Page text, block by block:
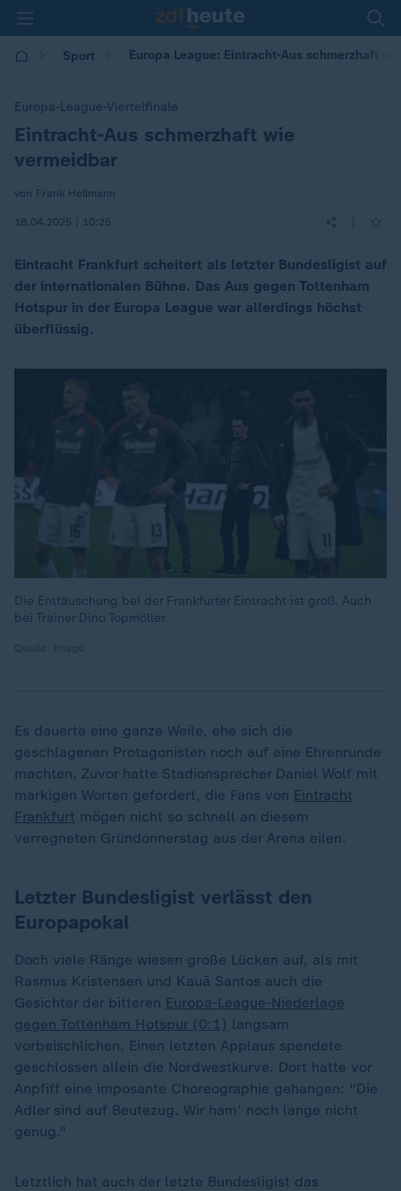
Sport Europa League: Eintracht-Aus schmerzhaft
Europa-League-Viertelfinale
:Eintracht-Aus schmerzhaft wie
vermeidbar
von Frank Hellmann
18.04.2025 | 10:25
Eintracht Frankfurt scheitert als letzter Bundesligist auf
der internationalen Bühne. Das Aus gegen Tottenham
Hotspur in der Europa League war allerdings höchst
überflüssig.
Die Enttäuschung bei der Frankfurter Eintracht ist groß. Auch
bei Trainer Dino Topmöller
Es dauerte eine ganze Weile, ehe sich die
geschlagenen Protagonisten noch auf eine Ehrenrunde
machten. Zuvor hatte Stadionsprecher Daniel Wolf mit
markigen Worten gefordert, die Fans von Eintracht
Frankfurt mögen nicht so schnell an diesem
verregneten Gründonnerstag aus der Arena eilen.
Letzter Bundesligist verlässt den
Europapokal
Doch viele Ränge wiesen große Lücken auf, als mit
Rasmus Kristensen und Kauã Santos auch die
Gesichter der bitteren Europa-League-Niederlage
gegen Tottenham Hotspur (0:1) langsam
vorbeischlichen. Einen letzten Applaus spendete
geschlossen allein die Nordwestkurve. Dort hatte vor
Anpfiff eine imposante Choreographie gehangen: "Die
Adler sind auf Beutezug. Wir ham‘ noch lange nicht
genug."
Letztlich hat auch der letzte Bundesligist das